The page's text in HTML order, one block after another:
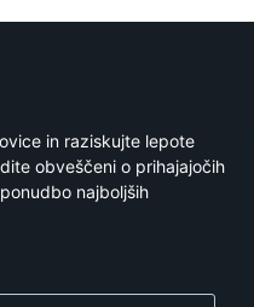
in raziskujte lepote
obveščeni o prihajajočih
najboljših